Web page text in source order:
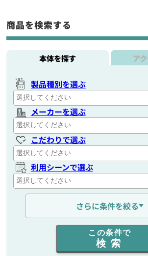
商品を検索する
本体を探す ア
製品種別を選ぶ
メーカーを選ぶ
こだわりで選ぶ
利用シーンで選ぶ
通信距離を選ぶ
出力を選ぶ
同時通話人数を選ぶ
さらに条件を絞る
この条件で
検索